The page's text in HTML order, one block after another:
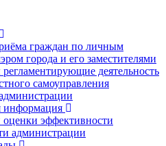
граждан по личным
города и его заместителями
деятельность
самоуправления
информация
оценки эффективности
администрации